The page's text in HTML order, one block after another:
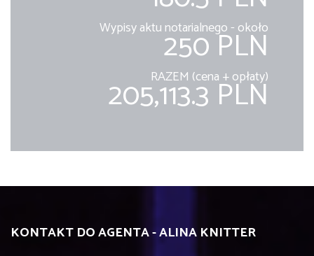
Wypisy aktu notarialnego - około
250 PLN
RAZEM (cena + opłaty)
205,113.3 PLN
KONTAKT DO AGENTA - ALINA KNITTER